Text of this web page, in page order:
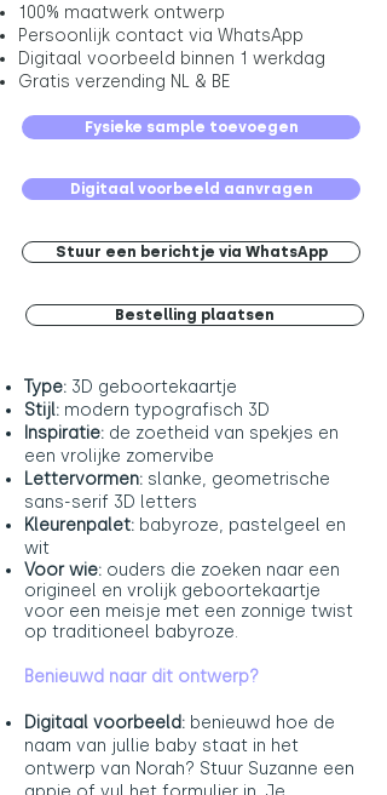
100% maatwerk ontwerp
Persoonlijk contact via WhatsApp
Digitaal voorbeeld binnen 1 werkdag
Gratis verzending NL & BE
Fysieke sample toevoegen
Digitaal voorbeeld aanvragen
Stuur een berichtje via WhatsApp
Bestelling plaatsen
Type: 3D geboortekaartje
Stijl: modern typografisch 3D
Inspiratie: de zoetheid van spekjes en
een vrolijke zomervibe
Lettervormen: slanke, geometrische
sans-serif 3D letters
Kleurenpalet: babyroze, pastelgeel en
wit
Voor wie: ouders die zoeken naar een
origineel en vrolijk geboortekaartje
voor een meisje met een zonnige twist
op traditioneel babyroze.
Benieuwd naar dit ontwerp?
Digitaal voorbeeld: benieuwd hoe de
naam van jullie baby staat in het
ontwerp van Norah? Stuur Suzanne een